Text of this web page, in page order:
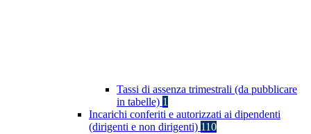
Tassi di assenza trimestrali (da pubblicare
in tabelle) 1
Incarichi conferiti e autorizzati ai dipendenti
(dirigenti e non dirigenti) 110